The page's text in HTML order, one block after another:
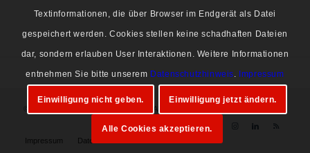
© Copyright 1997-2026 Mike Schnoor. Alle Rechte vorbehalten.
Impressum Datenschutz
Textinformationen, die über Browser im Endgerät als Datei
gespeichert werden. Cookies stellen keine schadhaften Dateien
dar, sondern erlauben User Interaktionen. Weitere Informationen
entnehmen Sie bitte unserem Datenschutzhinweis. Impressum
Einwilligung nicht geben. Einwilligung jetzt ändern.
Alle Cookies akzeptieren.